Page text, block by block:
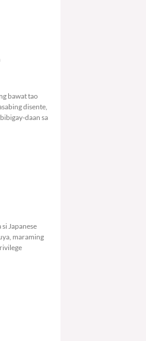
bawat tao
disente,
daan sa
Japanese
maraming